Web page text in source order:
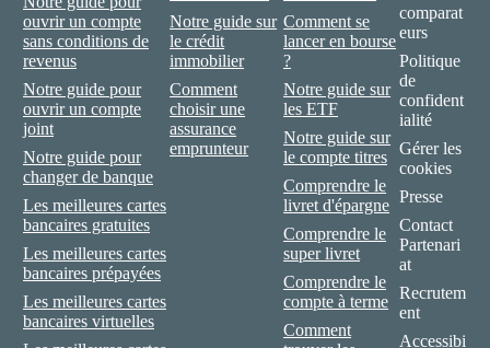
ouvrir un compte
sans conditions de
revenus
Notre guide pour
ouvrir un compte
joint
Notre guide pour
changer de banque
Les meilleures cartes
bancaires gratuites
Les meilleures cartes
bancaires prépayées
Les meilleures cartes
bancaires virtuelles
Notre guide sur
le crédit
immobilier
Comment
choisir une
assurance
emprunteur
Comment se
lancer en bourse
?
Notre guide sur
les ETF
Notre guide sur
le compte titres
Comprendre le
livret d'épargne
Comprendre le
super livret
Comprendre le
compte à terme
Comment
comparat
eurs
Politique
de
confident
ialité
Gérer les
cookies
Presse
Contact
Partenari
at
Recrutem
ent
Accessibi